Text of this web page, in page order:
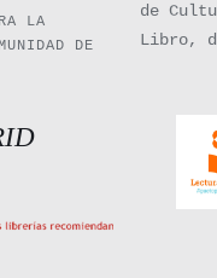
LA
DE
de
Libro,